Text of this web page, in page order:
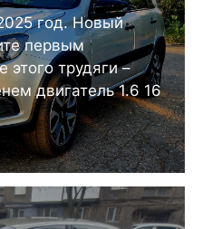
год. Новый
первым
трудяги –
двигатель 1.6 16